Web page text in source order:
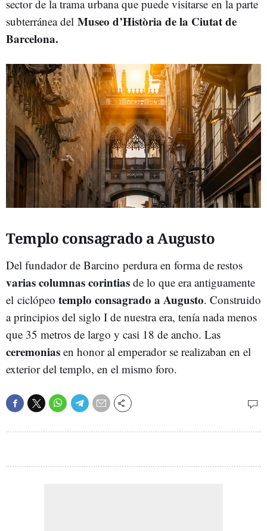
sector de la trama urbana que puede visitarse en la parte
subterránea del Museo d’Història de la Ciutat de
Barcelona.
Templo consagrado a Augusto
Del fundador de Barcino perdura en forma de restos
varias columnas corintias de lo que era antiguamente
el ciclópeo templo consagrado a Augusto. Construido
a principios del siglo I de nuestra era, tenía nada menos
que 35 metros de largo y casi 18 de ancho. Las
ceremonias en honor al emperador se realizaban en el
exterior del templo, en el mismo foro.